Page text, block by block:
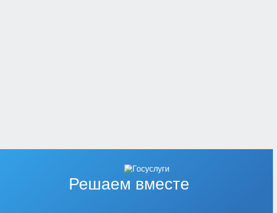
Решаем вместе